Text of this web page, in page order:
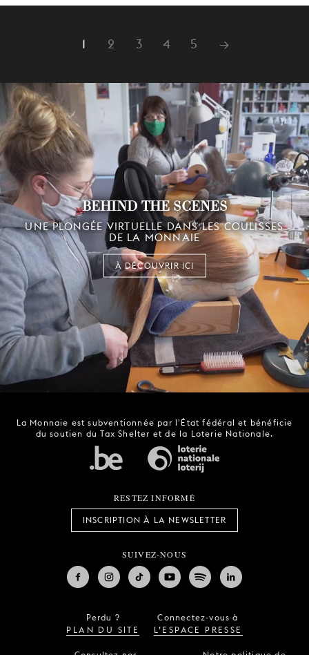
1 2 3 4 5 →
BEHIND THE SCENES
UNE PLONGÉE VIRTUELLE DANS LES COULISSES
DE LA MONNAIE
À DÉCOUVRIR ICI
La Monnaie est subventionnée par l'État fédéral et bénéficie
du soutien du Tax Shelter et de la Loterie Nationale.
RESTEZ INFORMÉ
INSCRIPTION À LA NEWSLETTER
SUIVEZ-NOUS
Perdu ?
PLAN DU SITE
Connectez-vous à
L’ESPACE PRESSE